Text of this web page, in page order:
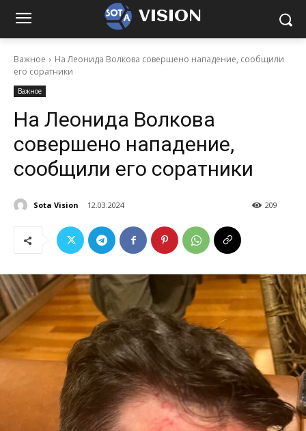
VISION
Важное
На Леонида Волкова совершено нападение, сообщили
его соратники
Важное
На Леонида Волкова
совершено нападение,
сообщили его соратники
Sota Vision 12.03.2024 209